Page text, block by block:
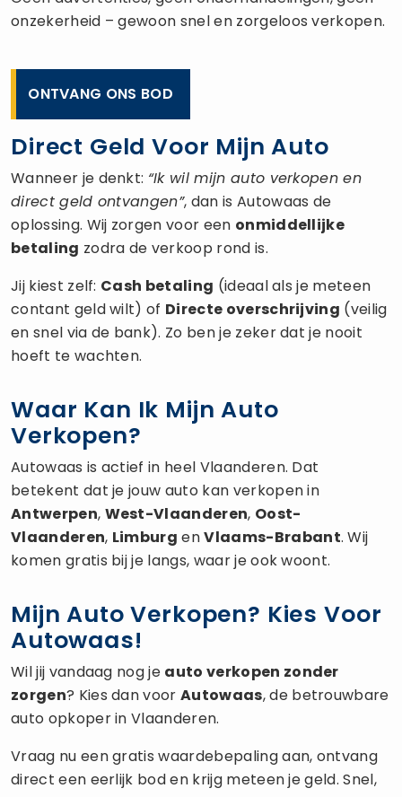
onzekerheid – gewoon snel en zorgeloos verkopen.
ONTVANG ONS BOD
Direct Geld Voor Mijn Auto
Wanneer je denkt: “Ik wil mijn auto verkopen en
direct geld ontvangen”, dan is Autowaas de
oplossing. Wij zorgen voor een onmiddellijke
betaling zodra de verkoop rond is.
Jij kiest zelf: Cash betaling (ideaal als je meteen
contant geld wilt) of Directe overschrijving (veilig
en snel via de bank). Zo ben je zeker dat je nooit
hoeft te wachten.
Waar Kan Ik Mijn Auto
Verkopen?
Autowaas is actief in heel Vlaanderen. Dat
betekent dat je jouw auto kan verkopen in
Antwerpen, West-Vlaanderen, Oost-
Vlaanderen, Limburg enVlaams-Brabant. Wij
komen gratis bij je langs, waar je ook woont.
Mijn Auto Verkopen? Kies Voor
Autowaas!
Wil jij vandaag nog je auto verkopen zonder
zorgen? Kies dan voorAutowaas, de betrouwbare
auto opkoper in Vlaanderen.
Vraag nu een gratis waardebepaling aan, ontvang
direct een eerlijk bod en krijg meteen je geld. Snel,